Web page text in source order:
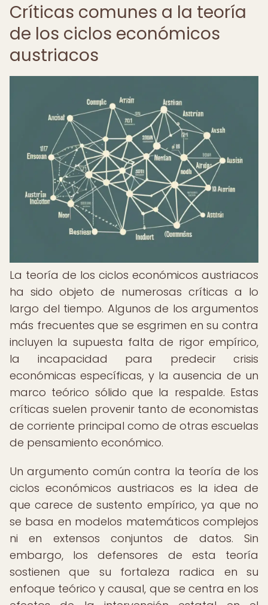
Críticas comunes a la teoría
de los ciclos económicos
austriacos
La teoría de los ciclos económicos austriacos
ha sido objeto de numerosas críticas a lo
largo del tiempo. Algunos de los argumentos
más frecuentes que se esgrimen en su contra
incluyen la supuesta falta de rigor empírico,
la incapacidad para predecir crisis
económicas específicas, y la ausencia de un
marco teórico sólido que la respalde. Estas
críticas suelen provenir tanto de economistas
de corriente principal como de otras escuelas
de pensamiento económico.
Un argumento común contra la teoría de los
ciclos económicos austriacos es la idea de
que carece de sustento empírico, ya que no
se basa en modelos matemáticos complejos
ni en extensos conjuntos de datos. Sin
embargo, los defensores de esta teoría
sostienen que su fortaleza radica en su
enfoque teórico y causal, que se centra en los